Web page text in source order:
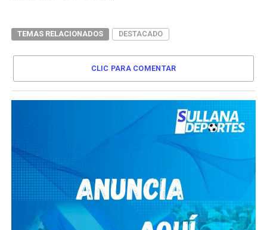
TEMAS RELACIONADOS DESTACADO
CLIC PARA COMENTAR